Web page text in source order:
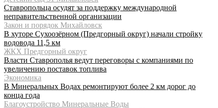
Ставропольца осудят за поддержку международной
неправительственной организации
Закон и порядок Михайловск
В хуторе Сухоозёрном (Предгорный округ) начали стройку
водовода 11,5 км
ЖКХ Предгорный округ
Власти Ставрополья ведут переговоры с компаниями по
увеличению поставок топлива
Экономика
В Минеральных Водах ремонтируют более 2 км дорог до
конца года
Благоустройство Минеральные Воды